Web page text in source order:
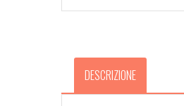
DESCRIZIONE